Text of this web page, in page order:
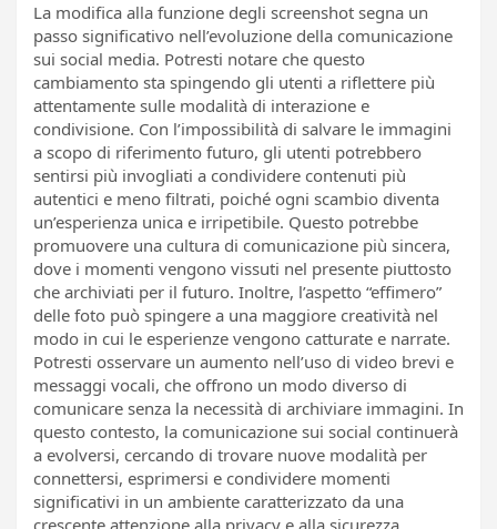
La modifica alla funzione degli screenshot segna un
passo significativo nell’evoluzione della comunicazione
sui social media. Potresti notare che questo
cambiamento sta spingendo gli utenti a riflettere più
attentamente sulle modalità di interazione e
condivisione. Con l’impossibilità di salvare le immagini
a scopo di riferimento futuro, gli utenti potrebbero
sentirsi più invogliati a condividere contenuti più
autentici e meno filtrati, poiché ogni scambio diventa
un’esperienza unica e irripetibile. Questo potrebbe
promuovere una cultura di comunicazione più sincera,
dove i momenti vengono vissuti nel presente piuttosto
che archiviati per il futuro. Inoltre, l’aspetto “effimero”
delle foto può spingere a una maggiore creatività nel
modo in cui le esperienze vengono catturate e narrate.
Potresti osservare un aumento nell’uso di video brevi e
messaggi vocali, che offrono un modo diverso di
comunicare senza la necessità di archiviare immagini. In
questo contesto, la comunicazione sui social continuerà
a evolversi, cercando di trovare nuove modalità per
connettersi, esprimersi e condividere momenti
significativi in un ambiente caratterizzato da una